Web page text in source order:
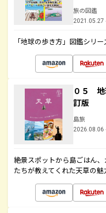
旅の図鑑
2021.05.27
「地球の歩き方」図鑑シリ
０５
訂版
島旅
2026.08.06
絶景スポットから島ごはん
たちが教えてくれた天草の魅